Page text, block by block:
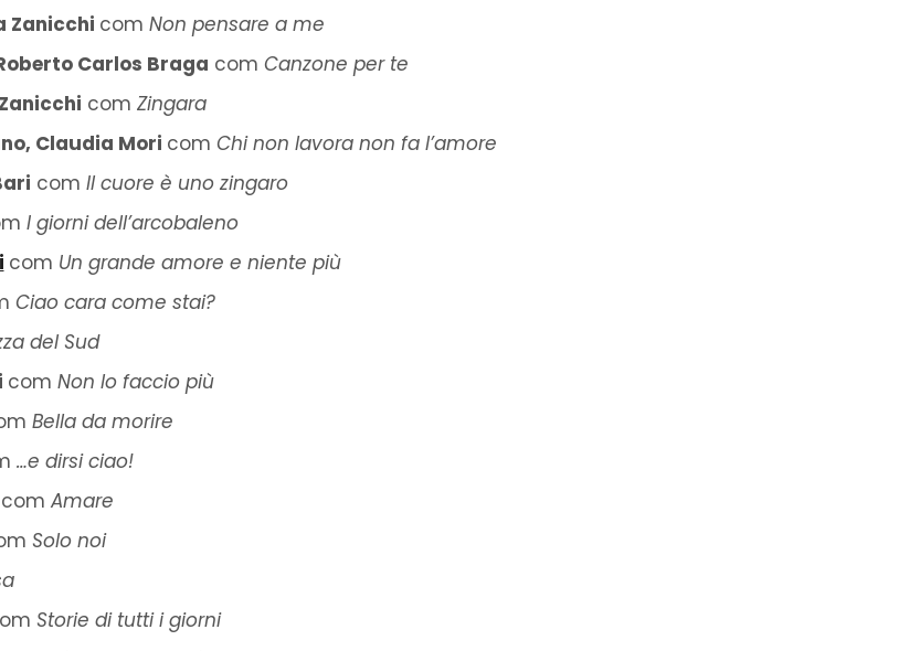
Zanicchi com Non pensare a me
Carlos Braga com Canzone per te
com Zingara
Claudia Mori com Chi non lavora non fa l’amore
com Il cuore è uno zingaro
I giorni dell’arcobaleno
com Un grande amore e niente più
Ciao cara come stai?
del Sud
com Non lo faccio più
Bella da morire
…e dirsi ciao!
com Amare
Solo noi
Storie di tutti i giorni